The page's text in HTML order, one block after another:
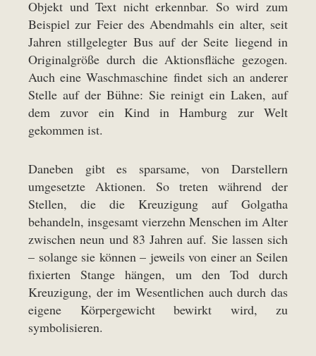
Objekt und Text nicht erkennbar. So wird zum
Beispiel zur Feier des Abendmahls ein alter, seit
Jahren stillgelegter Bus auf der Seite liegend in
Originalgröße durch die Aktionsfläche gezogen.
Auch eine Waschmaschine findet sich an anderer
Stelle auf der Bühne: Sie reinigt ein Laken, auf
dem zuvor ein Kind in Hamburg zur Welt
gekommen ist.
Daneben gibt es sparsame, von Darstellern
umgesetzte Aktionen. So treten während der
Stellen, die die Kreuzigung auf Golgatha
behandeln, insgesamt vierzehn Menschen im Alter
zwischen neun und 83 Jahren auf. Sie lassen sich
– solange sie können – jeweils von einer an Seilen
fixierten Stange hängen, um den Tod durch
Kreuzigung, der im Wesentlichen auch durch das
eigene Körpergewicht bewirkt wird, zu
symbolisieren.